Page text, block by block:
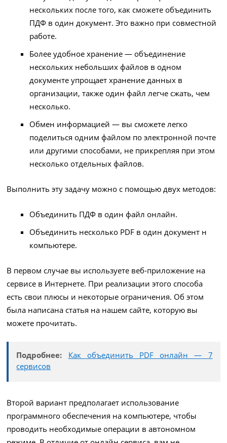
нескольких после того, как сможете объединить
ПДФ в один документ. Это важно при совместной
работе.
Более удобное хранение — объединение
нескольких небольших файлов в одном
документе упрощает хранение данных в
организации, также один файл легче сжать, чем
несколько.
Обмен информацией — вы сможете легко
поделиться одним файлом по электронной почте
или другими способами, не прикрепляя при этом
несколько отдельных файлов.
Выполнить эту задачу можно с помощью двух методов:
Объединить ПДФ в один файл онлайн.
Объединить несколько PDF в один документ н
компьютере.
В первом случае вы используете веб-приложение на
сервисе в Интернете. При реализации этого способа
есть свои плюсы и некоторые ограничения. Об этом
была написана статья на нашем сайте, которую вы
можете прочитать.
Подробнее:
Как объединить PDF онлайн — 7
сервисов
Второй вариант предполагает использование
программного обеспечения на компьютере, чтобы
проводить необходимые операции в автономном